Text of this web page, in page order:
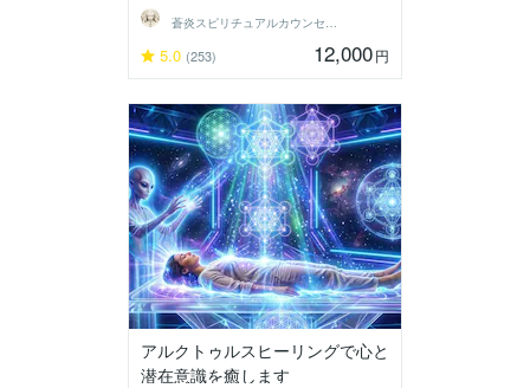
5.0 (253) 12,000円
アルクトゥルスヒーリングで心と
潜在意識を癒します